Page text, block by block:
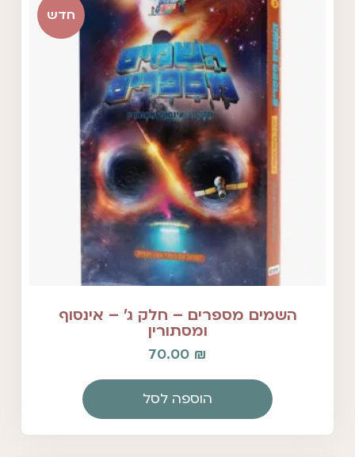
חדש
השמים מספרים – חלק ג' – אינסוף
ומסתורין
70.00 ₪
הוספה לסל